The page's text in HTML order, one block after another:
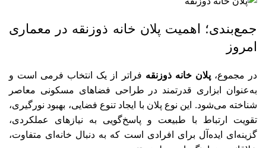
جمع‌بندی؛ اهمیت پلان خانه ذوزنقه در معماری
امروز
در مجموع،پلان خانه ذوزنقه فراتر از یک انتخاب فرمی است و
به‌عنوان ابزاری قدرتمند در طراحی فضاهای مسکونی معاصر
شناخته می‌شود. این نوع پلان با ایجاد تنوع فضایی، بهبود نورگیری،
تقویت ارتباط با طبیعت و پاسخ‌گویی به نیازهای عملکردی،
گزینه‌ای ایده‌آل برای افرادی است که به دنبال خانه‌ای متفاوت،